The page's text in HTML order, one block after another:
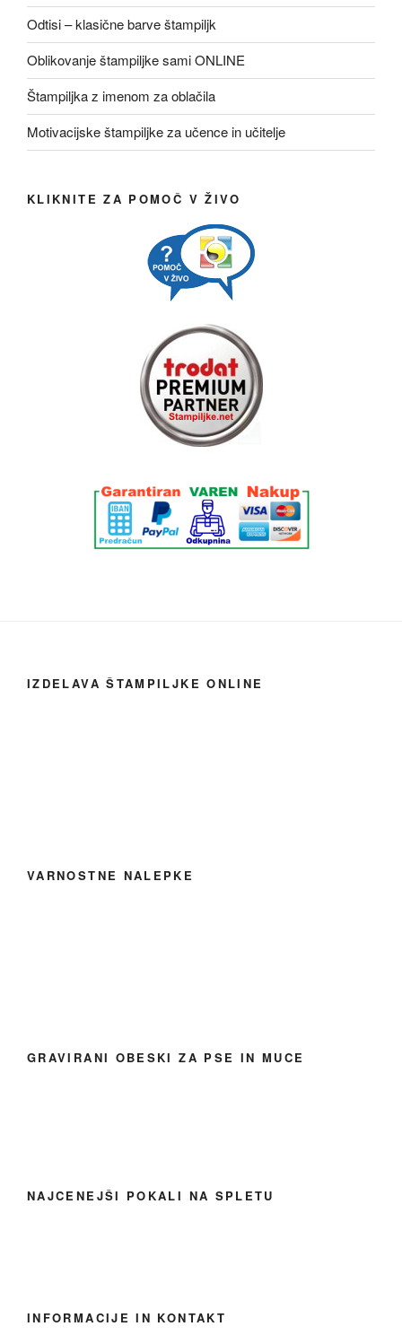
Odtisi – klasične barve štampiljk
Oblikovanje štampiljke sami ONLINE
Štampiljka z imenom za oblačila
Motivacijske štampiljke za učence in učitelje
KLIKNITE ZA POMOČ V ŽIVO
IZDELAVA ŠTAMPILJKE ONLINE
VARNOSTNE NALEPKE
GRAVIRANI OBESKI ZA PSE IN MUCE
NAJCENEJŠI POKALI NA SPLETU
INFORMACIJE IN KONTAKT